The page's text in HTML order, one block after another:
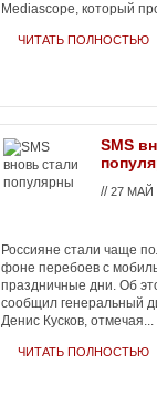
Mediascope, который
ЧИТАТЬ ПОЛНОСТЬЮ
SMS
//27 МАЙ
Россияне стали чаще
фоне перебоев с
праздничные дни. Об
сообщил генеральный
Денис Кусков, отмечая...
ЧИТАТЬ ПОЛНОСТЬЮ